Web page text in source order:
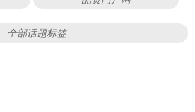
全部话题标签